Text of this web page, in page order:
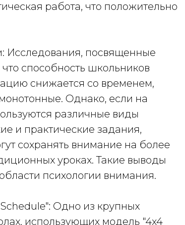
работа, что положительно
Исследования, посвященные
способность школьников
снижается со временем,
Однако, если на
различные виды
и практические задания,
сохранять внимание на более
уроках. Такие выводы
психологии внимания.
Одно из крупных
использующих модель "4x4